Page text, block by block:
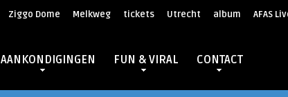
Ziggo Dome Melkweg tickets Utrecht album AFAS
AANKONDIGINGEN FUN & VIRAL CONTACT